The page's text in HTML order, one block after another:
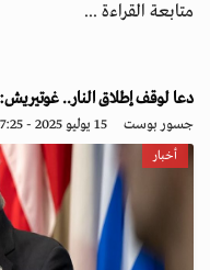
متابعة القراءة ...
دعا لوقف إطلاق النار..
جسور بوست 15 يوليو 2025 - 07:25
أخبار